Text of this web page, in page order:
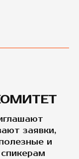
заявки,
и